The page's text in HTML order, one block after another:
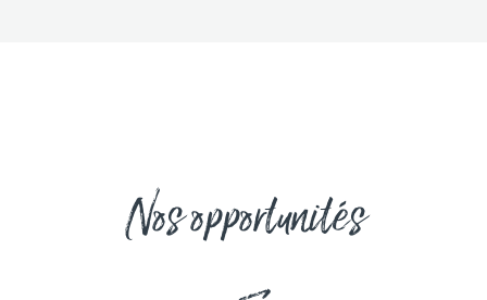
Nos opportunités